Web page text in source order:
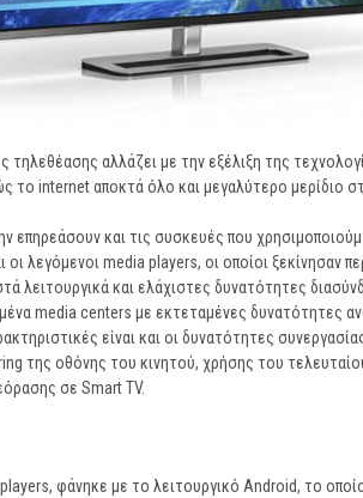
αλλάζει με την εξέλιξη της
το internet αποκτά όλο και μεγαλύτερο μερίδιο
επηρεάσουν και τις συσκευές που
οι λεγόμενοι media players, οι οποίοι ξεκίνησαν
λειτουργικά και ελάχιστες δυνατότητες
media centers με εκτεταμένες δυνατότητες
είναι και οι δυνατότητες
της οθόνης του κινητού, χρήσης του
σε Smart TV.
φάνηκε με το λειτουργικό Android, το